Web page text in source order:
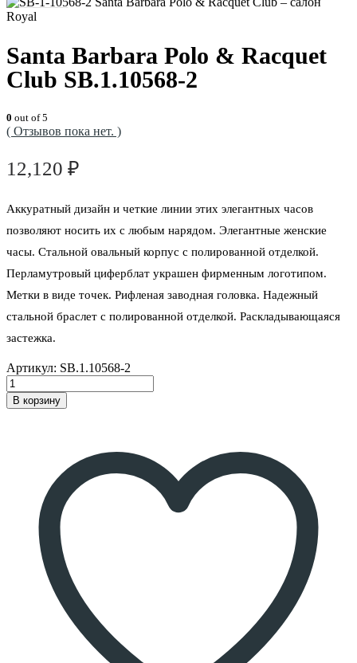
Santa Barbara Polo & Racquet
Club SB.1.10568-2
0 out of 5
( Отзывов пока нет. )
12,120 ₽
Аккуратный дизайн и четкие линии этих элегантных часов
позволяют носить их с любым нарядом. Элегантные женские
часы. Стальной овальный корпус с полированной отделкой.
Перламутровый циферблат украшен фирменным логотипом.
Метки в виде точек. Рифленая заводная головка. Надежный
стальной браслет с полированной отделкой. Раскладывающаяся
застежка.
Артикул: SB.1.10568-2
В корзину